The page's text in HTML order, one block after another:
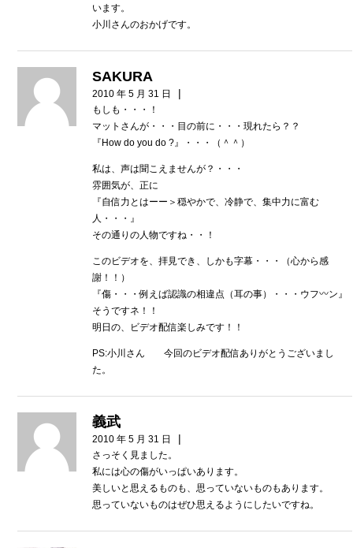
います。
小川さんのおかげです。
SAKURA
2010 年 5 月 31 日 |
もしも・・・！
マットさんが・・・目の前に・・・現れたら？？
『How do you do ?』・・・（＾＾）
私は、声は聞こえませんが？・・・
雰囲気が、正に
『自信力とはーー＞穏やかで、冷静で、集中力に富む
人・・・』
その通りの人物ですね・・！
このビデオを、拝見でき、しかも字幕・・・（心から感
謝！！）
『傷・・・例えば認識の相違点（耳の事）・・・ウフ〰ン』
そうですネ！！
明日の、ビデオ配信楽しみです！！
PS:小川さん 今回のビデオ配信ありがとうございまし
た。
義武
2010 年 5 月 31 日 |
さっそく見ました。
私には心の傷がいっぱいあります。
美しいと思えるものも、思っていないものもあります。
思っていないものはぜひ思えるようにしたいですね。